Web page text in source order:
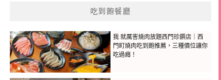
吃到飽餐廳
我 就厲害燒肉放題西門珍饌店｜西
門町燒肉吃到飽推薦，三種價位讓你
吃過癮！